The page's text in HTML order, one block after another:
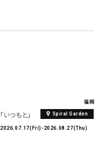
福岡
Spiral Garden
「いつもと」
2026.07.17(Fri)-2026.08.27(Thu)